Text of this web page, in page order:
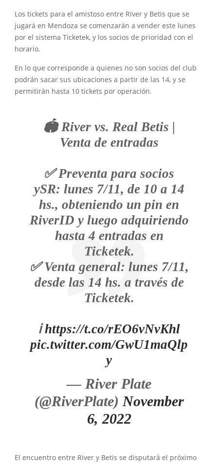
Los tickets para el amistoso entre River y Betis que se
jugará en Mendoza se comenzarán a vender este lunes
por el sistema Ticketek, y los socios de prioridad con el
horario.
En lo que corresponde a quienes no son socios del club
podrán sacar sus ubicaciones a partir de las 14, y se
permitirán hasta 10 tickets por operación.
🏟️ River vs. Real Betis |
Venta de entradas
✅ Preventa para socios
ySR: lunes 7/11, de 10 a 14
hs., obteniendo un pin en
RiverID y luego adquiriendo
hasta 4 entradas en
Ticketek.
✅ Venta general: lunes 7/11,
desde las 14 hs. a través de
Ticketek.
ℹhttps://t.co/rEO6vNvKhl
pic.twitter.com/GwU1maQlp
y
— River Plate
(@RiverPlate) November
6, 2022
El encuentro entre River y Betis se disputará el próximo